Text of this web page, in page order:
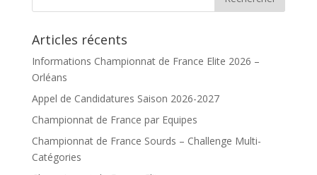
Articles récents
Informations Championnat de France Elite 2026 –
Orléans
Appel de Candidatures Saison 2026-2027
Championnat de France par Equipes
Championnat de France Sourds – Challenge Multi-
Catégories